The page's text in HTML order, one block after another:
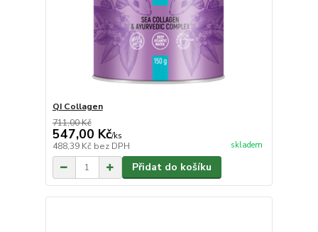
QI Collagen
711,00 Kč
547,00 Kč/ks
488,39 Kč bez DPH skladem
Přidat do košíku